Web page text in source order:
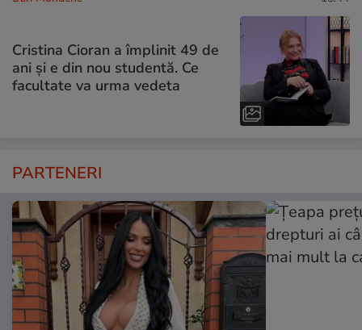
Cristina Cioran a împlinit 49 de
ani și e din nou studentă. Ce
facultate va urma vedeta
PARTENERI